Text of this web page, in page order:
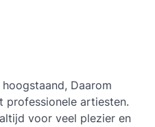
Daarom
professionele artiesten.
voor veel plezier en